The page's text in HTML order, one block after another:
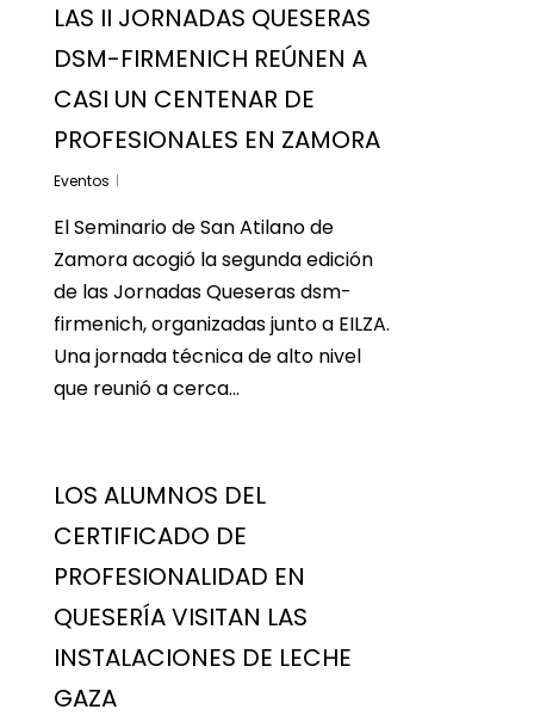
LAS II JORNADAS QUESERAS
DSM-FIRMENICH REÚNEN A
CASI UN CENTENAR DE
PROFESIONALES EN ZAMORA
Eventos
El Seminario de San Atilano de
Zamora acogió la segunda edición
de las Jornadas Queseras dsm-
firmenich, organizadas junto a EILZA.
Una jornada técnica de alto nivel
que reunió a cerca…
LOS ALUMNOS DEL
CERTIFICADO DE
PROFESIONALIDAD EN
QUESERÍA VISITAN LAS
INSTALACIONES DE LECHE
GAZA